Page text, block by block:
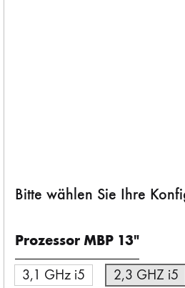
Bitte wählen Sie Ihre
Prozessor MBP 13"
3,1 GHz i5 2,3 GHZ i5